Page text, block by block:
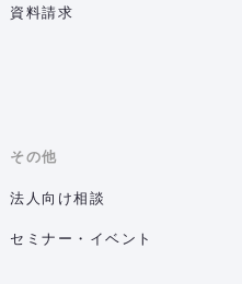
資料請求
その他
法人向け相談
セミナー・イベント